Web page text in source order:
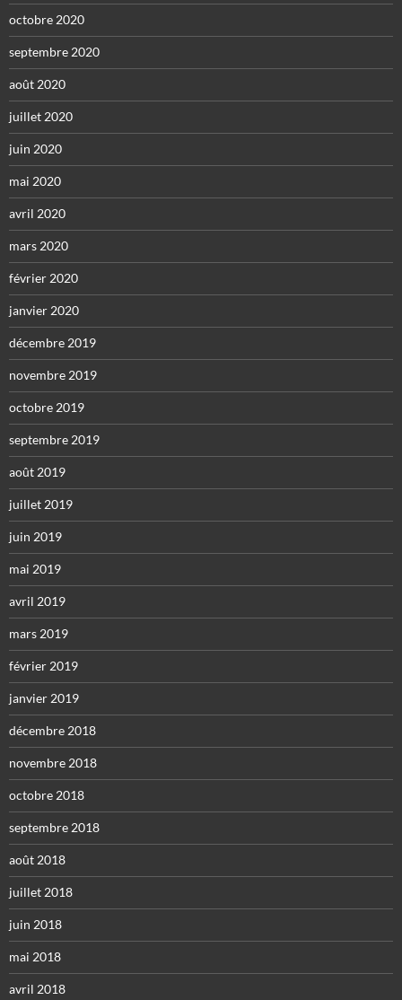
octobre 2020
septembre 2020
août 2020
juillet 2020
juin 2020
mai 2020
avril 2020
mars 2020
février 2020
janvier 2020
décembre 2019
novembre 2019
octobre 2019
septembre 2019
août 2019
juillet 2019
juin 2019
mai 2019
avril 2019
mars 2019
février 2019
janvier 2019
décembre 2018
novembre 2018
octobre 2018
septembre 2018
août 2018
juillet 2018
juin 2018
mai 2018
avril 2018